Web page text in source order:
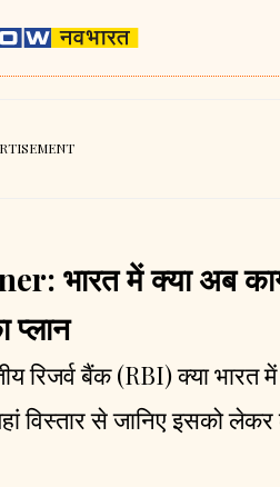
भारत में क्या अब
बैंक (RBI) क्या भारत में
विस्तार से जानिए इसको